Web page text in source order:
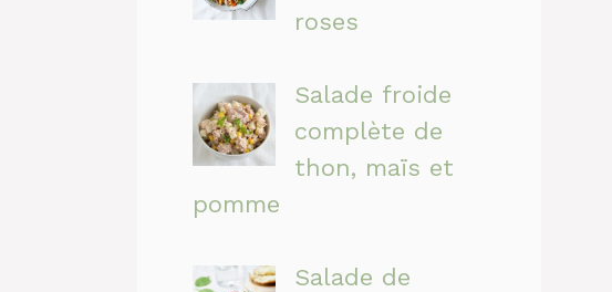
roses
Salade froide
complète de
thon, maïs et
pomme
Salade de